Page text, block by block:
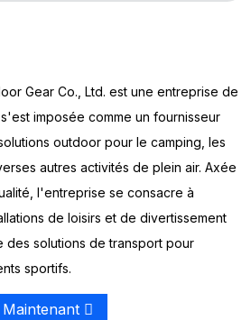
Gear Co., Ltd. est une entreprise de
imposée comme un fournisseur
outdoor pour le camping, les
autres activités de plein air. Axée
l'entreprise se consacre à
de loisirs et de divertissement
des solutions de transport pour
sportifs.
Maintenant